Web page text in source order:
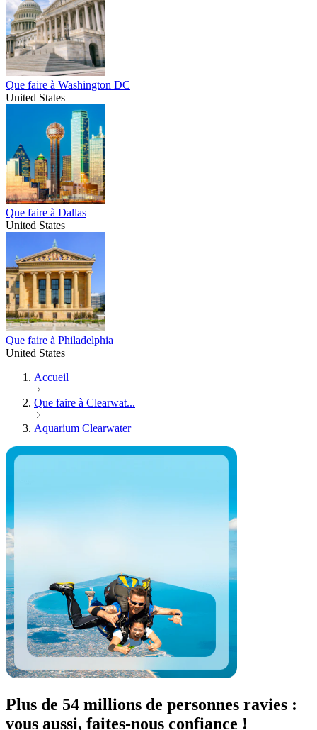
Que faire à Washington DC
United States
Que faire à Dallas
United States
Que faire à Philadelphia
United States
Accueil
Que faire à Clearwat...
Aquarium Clearwater
Plus de 54 millions de personnes ravies :
vous aussi, faites-nous confiance !